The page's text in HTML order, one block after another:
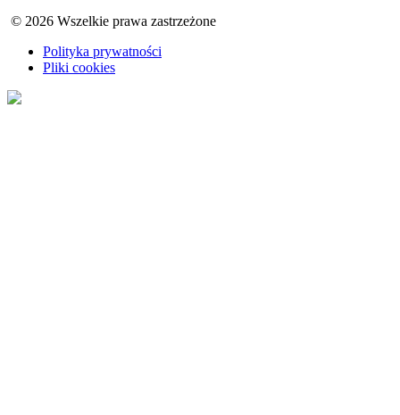
© 2026 Wszelkie prawa zastrzeżone
Polityka prywatności
Pliki cookies